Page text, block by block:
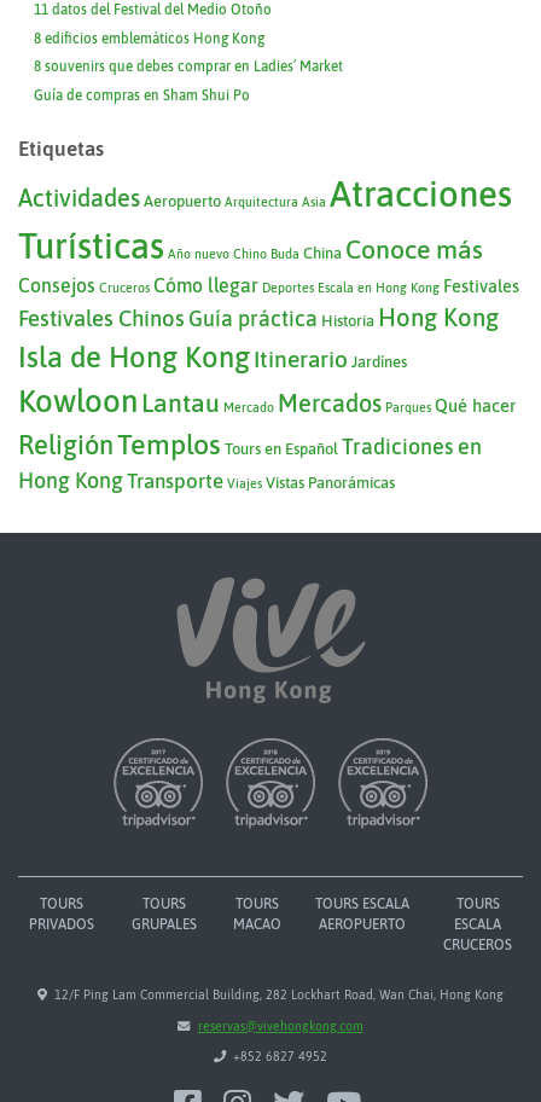
11 datos del Festival del Medio Otoño
8 edificios emblemáticos Hong Kong
8 souvenirs que debes comprar en Ladies’ Market
Guía de compras en Sham Shui Po
Etiquetas
Actividades Aeropuerto Arquitectura Asia Atracciones
Turísticas Año nuevo Chino Buda China Conoce más
Consejos Cruceros Cómo llegar Deportes Escala en Hong Kong Festivales
Festivales Chinos Guía práctica Historia Hong Kong
Isla de Hong KongItinerario Jardínes
Kowloon Lantau Mercado Mercados Parques Qué hacer
ReligiónTemplos Tours en Español Tradiciones en
Hong KongTransporte Viajes Vistas Panorámicas
TOURS
PRIVADOS
TOURS
GRUPALES
TOURS
MACAO
TOURS ESCALA
AEROPUERTO
TOURS
ESCALA
CRUCEROS
12/F Ping Lam Commercial Building, 282 Lockhart Road, Wan Chai, Hong Kong
reservas@vivehongkong.com
+852 6827 4952